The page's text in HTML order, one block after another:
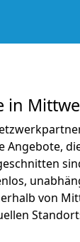
in
Angebote,
von